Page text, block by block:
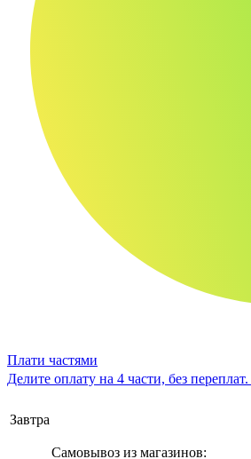
Плати частями
Делите оплату на 4 части, без переплат.
Завтра
Самовывоз из магазинов: